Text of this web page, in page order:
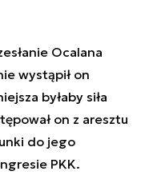
Ocalana
wystąpił on
byłaby siła
on z aresztu
do jego
PKK.